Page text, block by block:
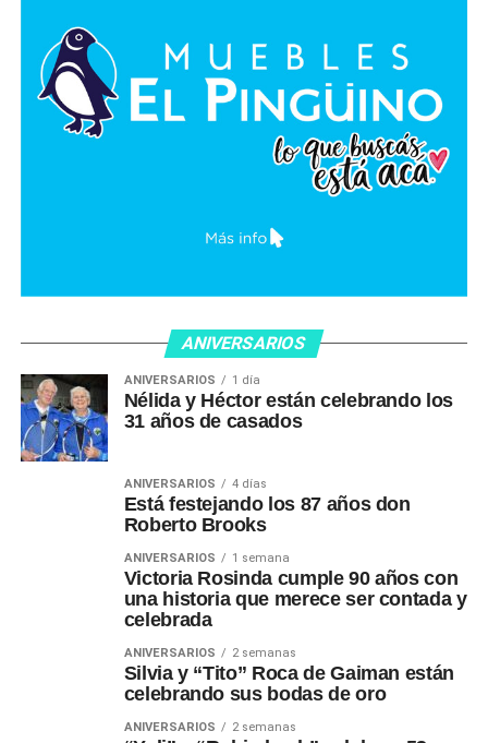
ANIVERSARIOS
ANIVERSARIOS 1 día
Nélida y Héctor están celebrando los
31 años de casados
ANIVERSARIOS 4 días
Está festejando los 87 años don
Roberto Brooks
ANIVERSARIOS 1 semana
Victoria Rosinda cumple 90 años con
una historia que merece ser contada y
celebrada
ANIVERSARIOS 2 semanas
Silvia y “Tito” Roca de Gaiman están
celebrando sus bodas de oro
ANIVERSARIOS 2 semanas